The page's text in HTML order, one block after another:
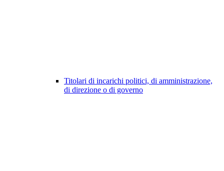
Titolari di incarichi politici, di amministrazione,
di direzione o di governo